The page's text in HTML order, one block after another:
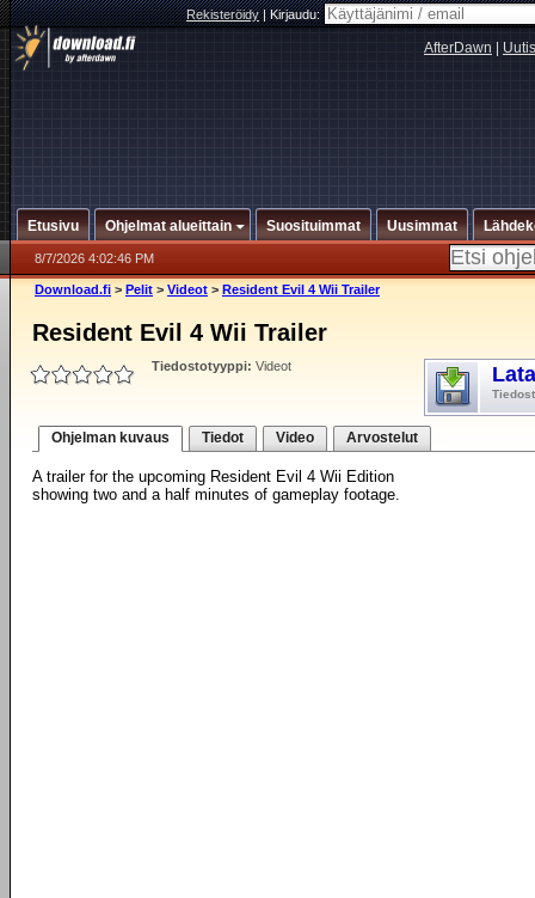
Rekisteröidy|Kirjaudu:
AfterDawn
Etusivu Ohjelmat alueittain Suosituimmat Uusimmat
8/7/2026 4:02:46 PM
Download.fi > Pelit > Videot > Resident Evil 4 Wii Trailer
Resident Evil 4 Wii Trailer
Tiedostotyyppi: Videot
Ohjelman kuvaus Tiedot Video Arvostelut
A trailer for the upcoming Resident Evil 4 Wii Edition
showing two and a half minutes of gameplay footage.